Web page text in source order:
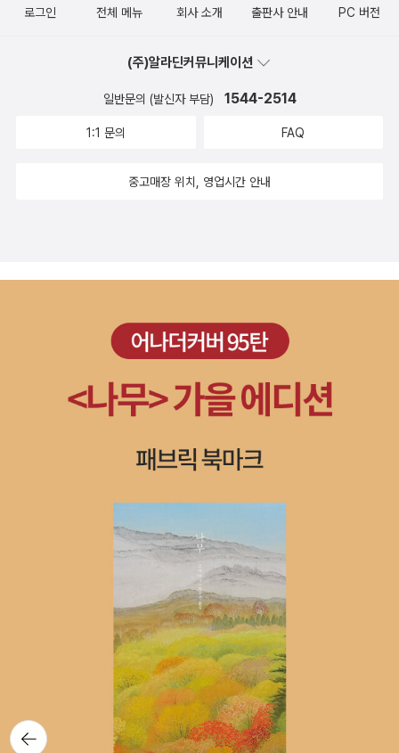
뒤로가
기
로그인 전체 메뉴 회사 소개 출판사 안내 PC 버전
(주)알라딘커뮤니케이션
일반문의 (발신자 부담) 1544-2514
1:1 문의 FAQ
중고매장 위치, 영업시간 안내